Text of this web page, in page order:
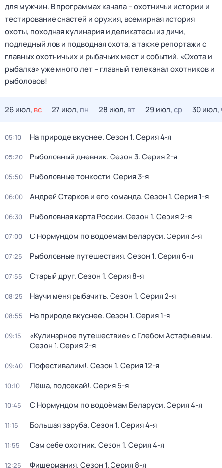
для мужчин. В программах канала – охотничьи истории и
тестирование снастей и оружия, всемирная история
охоты, походная кулинария и деликатесы из дичи,
подледный лов и подводная охота, а также репортажи с
главных охотничьих и рыбачьих мест и событий. «Охота и
рыбалка» уже много лет – главный телеканал охотников и
рыболовов!
26 июл, вс 27 июл, пн 28 июл, вт 29 июл,ср 30 июл,
05:10 На природе вкуснее. Сезон 1. Серия 4-я
05:20 Рыболовный дневник. Сезон 3. Серия 2-я
05:50 Рыболовные тонкости. Серия 3-я
06:00 Андрей Старков и его команда. Сезон 1. Серия 1-я
06:30 Рыболовная карта России. Сезон 1. Серия 2-я
07:00 С Нормундом по водоёмам Беларуси. Серия 3-я
07:25 Рыболовные путешествия. Сезон 1. Серия 6-я
07:55 Старый друг. Сезон 1. Серия 8-я
08:25 Научи меня рыбачить. Сезон 1. Серия 2-я
08:55 На природе вкуснее. Сезон 1. Серия 1-я
09:15 «Кулинарное путешествие» с Глебом Астафьевым.
Сезон 1. Серия 2-я
09:40 Пофестивалим!. Сезон 1. Серия 12-я
10:10 Лёша, подсекай!. Серия 5-я
10:45 С Нормундом по водоёмам Беларуси. Серия 4-я
11:15 Большая заруба. Сезон 1. Серия 4-я
11:55 Сам себе охотник. Сезон 1. Серия 4-я
12:25 Фишермания. Сезон 1. Серия 8-я